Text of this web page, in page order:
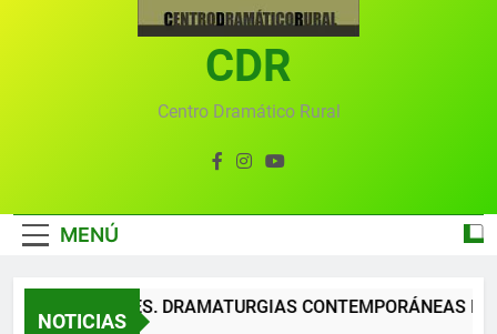
Textos seleccionados en el VI Certamen
Francisco Nieva de piezas breves teatrales
convocado por el Centro Dramático Rural de Mira
Gala anual virtual del Centro Dramático Rural de
CDR
Centro Dramático Rural
MENÚ
NOTICIAS
DRAMATURGIAS CONTEMPORÁNEAS PARA